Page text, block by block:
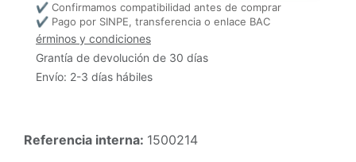
✔ Confirmamos compatibilidad antes de comprar
✔ Pago por SINPE, transferencia o enlace BAC
érminos y condiciones
Grantía de devolución de 30 días
Envío: 2-3 días hábiles
Referencia interna: 1500214